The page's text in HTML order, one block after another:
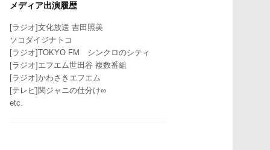
メディア出演履歴
[ラジオ]文化放送 吉田照美
ソコダイジナトコ
[ラジオ]TOKYO FM シンクロのシティ
[ラジオ]エフエム世田谷 複数番組
[ラジオ]かわさきエフエム
[テレビ]関ジャニの仕分け∞
etc.